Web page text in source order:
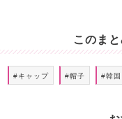
このま
#キャップ #帽子 #韓国